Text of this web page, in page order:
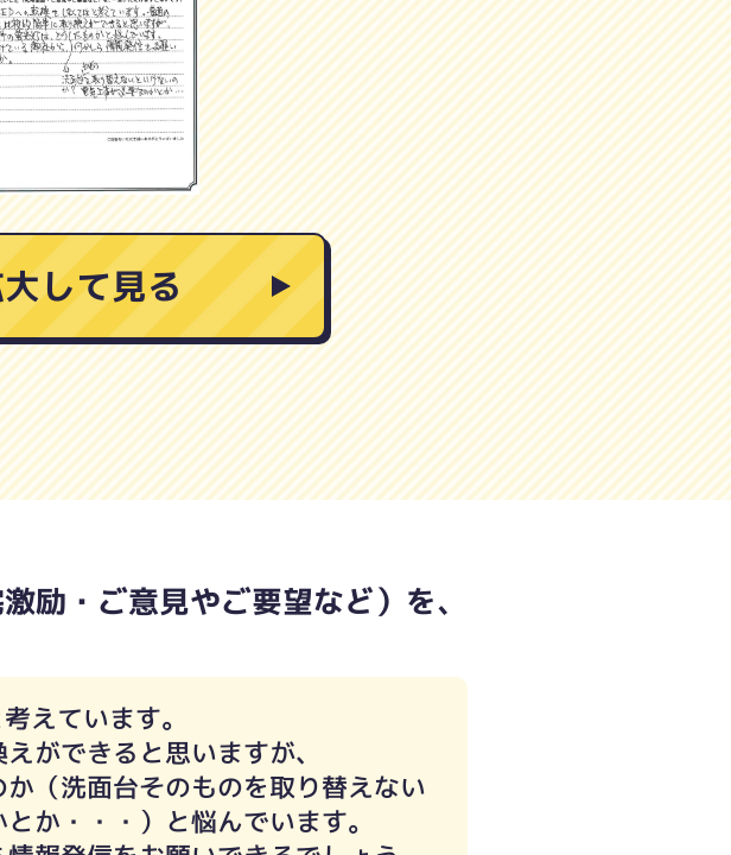
して見る
励・ご意見やご要望など）を、
えています。
ができると思いますが、
（洗面台そのものを取り替えない
か・・・）と悩んでいます。